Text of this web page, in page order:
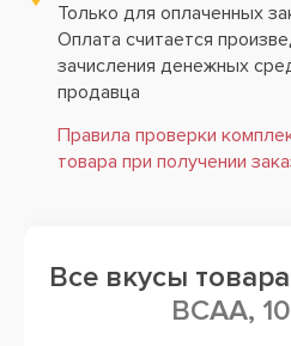
Только для оплаченных
Оплата считается
зачисления денежных
продавца
Правила проверки
товара при получении
Все вкусы товара
BCAA,